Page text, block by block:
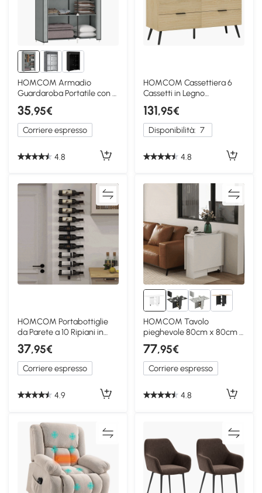
HOMCOM Armadio
Guardaroba Portatile con 6
Ripiani e 1 Appendino
Grigio
35,95€
Corriere espresso
4.8
HOMCOM Cassettiera 6
Cassetti in Legno
110x40x75cm Rovere
131,95€
Disponibilità: 7
4.8
HOMCOM Portabottiglie
da Parete a 10 Ripiani in
Acciaio Nero
37,95€
Corriere espresso
4.9
HOMCOM Tavolo
pieghevole 80cm x 80cm x
74cm Bianco
77,95€
Corriere espresso
4.8